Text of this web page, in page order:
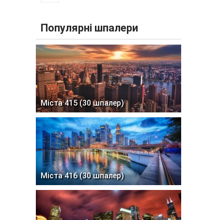
Популярні шпалери
Міста 415 (30 шпалер)
Міста 416 (30 шпалер)